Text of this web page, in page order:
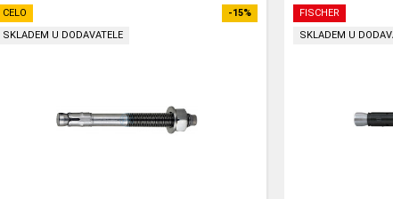
CELO
SKLADEM U DODAVATELE
-15%
FISCHER
SKLADEM U